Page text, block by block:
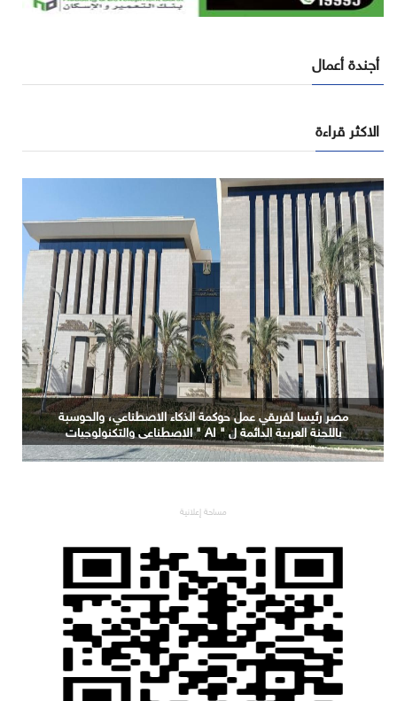
أجندة أعمال
الاكثر قراءة
مصر رئيسا لفريقي عمل حوكمة الذكاء الاصطناعي، والحوسبة
باللجنة العربية الدائمة ل " AI " الاصطناعي والتكنولوجيات
البازغة بمجلس الوزراء العرب للاتصالات
مساحة إعلانية